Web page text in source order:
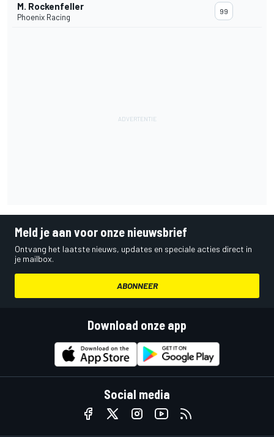
M. Rockenfeller
Phoenix Racing
99
Meld je aan voor onze nieuwsbrief
Ontvang het laatste nieuws, updates en speciale acties direct in
je mailbox.
ABONNEER
Download onze app
Social media